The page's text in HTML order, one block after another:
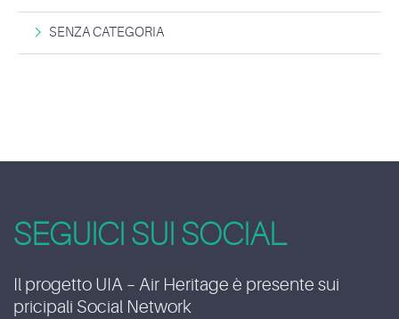
SENZA CATEGORIA
SEGUICI SUI SOCIAL
Il progetto UIA – Air Heritage è presente sui
pricipali Social Network